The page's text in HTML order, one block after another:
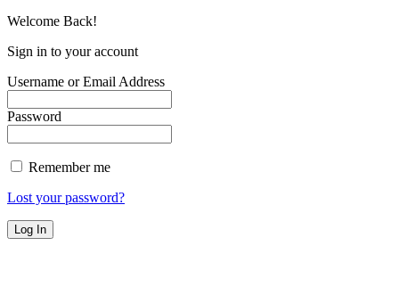
Welcome Back!
Sign in to your account
Username or Email Address
Password
Remember me
Lost your password?